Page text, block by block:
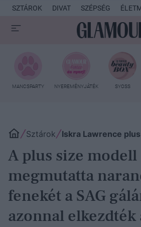
SZTÁROK DIVAT SZÉPSÉG
MANCSPARTY NYEREMÉNYJÁTÉK SYOSS
Sztárok Iskra Lawrence
A plus size modell
megmutatta
fenekét a SAG
azonnal elkezdték